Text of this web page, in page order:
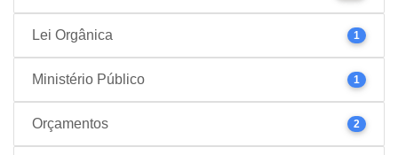
Lei Orgânica 1
Ministério Público 1
Orçamentos 2